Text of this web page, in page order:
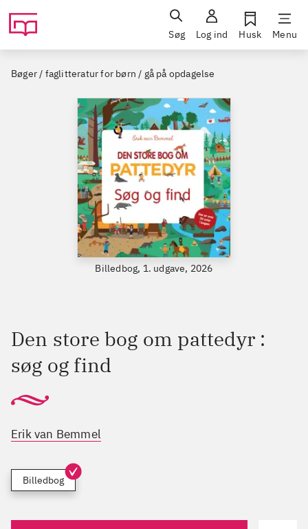
Søg Log ind Husk Menu
Bøger / faglitteratur for børn / gå på opdagelse
Billedbog, 1. udgave, 2026
Den store bog om pattedyr :
søg og find
Erik van Bemmel
Billedbog